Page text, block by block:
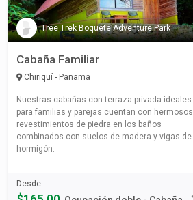
Tree Trek Boquete Adventure Park
Cabaña Familiar
Chiriquí - Panama
Nuestras cabañas con terraza privada ideales
para familias y parejas cuentan con hermosos
revestimientos de piedra en los baños
combinados con suelos de madera y vigas de
hormigón.
Desde